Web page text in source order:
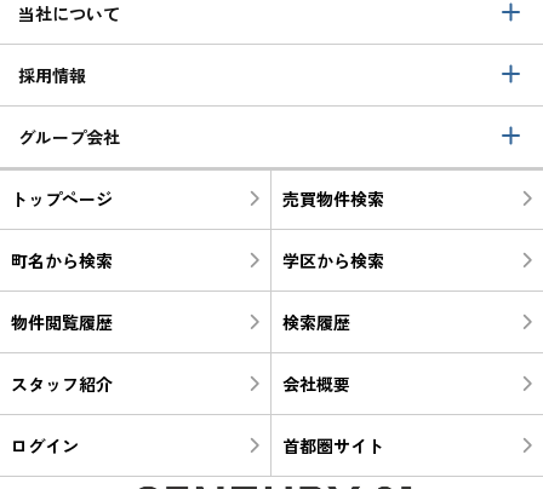
当社について
採用情報
グループ会社
トップページ 売買物件検索
町名から検索 学区から検索
物件閲覧履歴 検索履歴
スタッフ紹介 会社概要
ログイン 首都圏サイト